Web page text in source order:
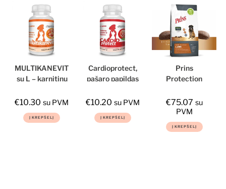
MULTIKANEVIT
su L – karnitinu
€10.30 su PVM
Į KREPŠELĮ
Cardioprotect,
pašaro papildas
katėms
€10.20 su PVM
Į KREPŠELĮ
Prins
Protection
Hypoallergenic,
10kg, sausas
maistas šunims
su ėriena
€75.07 su
PVM
Į KREPŠELĮ